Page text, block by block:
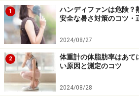
チを行う
決まった時間にベッドに入るよ
日中にあまり体を動かさなかった
ストレッチなどを行うようにすると
待できます。夜の自由時間はぜひ
クスを意識して過ごすようにしてみ
1
ハンディファンは危険？
安全な暑さ対策のコツ・
2024/08/27
2
体重計の体脂肪率はあて
い原因と測定のコツ
2024/08/28